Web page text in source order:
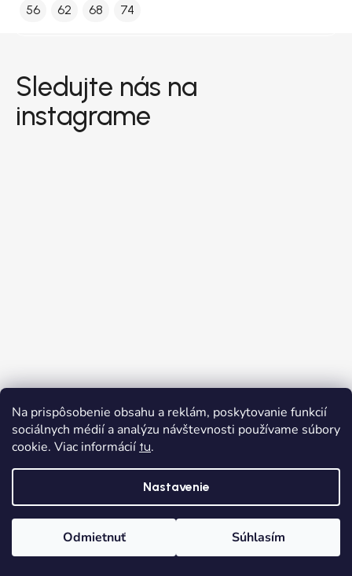
Na prispôsobenie obsahu a reklám, poskytovanie funkcií
sociálnych médií a analýzu návštevnosti používame súbory
cookie. Viac informácií tu.
Nastavenie
Odmietnuť Súhlasím
56 62 68 74
Sledujte nás na
instagrame